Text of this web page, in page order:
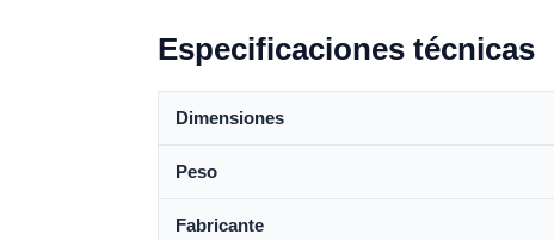
Especificaciones técnicas
Dimensiones
Peso
Fabricante